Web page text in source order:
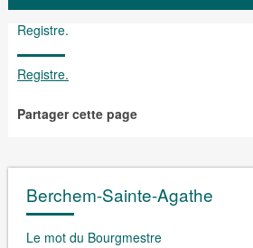
Registre.
Registre.
Partager cette page
Berchem-Sainte-Agathe
Le mot du Bourgmestre